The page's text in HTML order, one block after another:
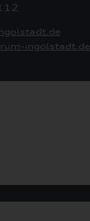
ingolstadt.de